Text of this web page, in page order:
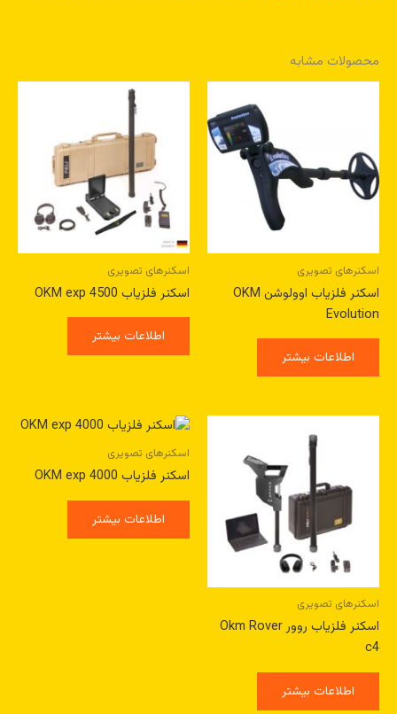
محصولات مشابه
اسکنرهای تصویری
اسکنر فلزیاب اوولوشن OKM
Evolution
اطلاعات بیشتر
اسکنرهای تصویری
اسکنر فلزیاب 4500 OKM exp
اطلاعات بیشتر
اسکنرهای تصویری
اسکنر فلزیاب روور Okm Rover
c4
اطلاعات بیشتر
اسکنرهای تصویری
اسکنر فلزیاب 4000 OKM exp
اطلاعات بیشتر